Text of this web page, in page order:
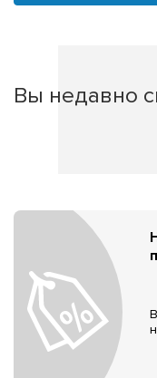
Вы недавно